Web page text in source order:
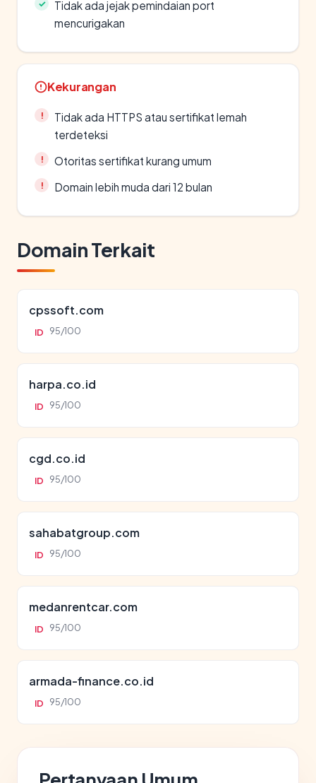
Tidak ada jejak pemindaian port
mencurigakan
Kekurangan
Tidak ada HTTPS atau sertifikat lemah
terdeteksi
Otoritas sertifikat kurang umum
Domain lebih muda dari 12 bulan
Domain Terkait
cpssoft.com
ID 95/100
harpa.co.id
ID 95/100
cgd.co.id
ID 95/100
sahabatgroup.com
ID 95/100
medanrentcar.com
ID 95/100
armada-finance.co.id
ID 95/100